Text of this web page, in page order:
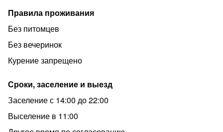
Правила проживания
Без питомцев
Без вечеринок
Курение запрещено
Сроки, заселение и выезд
Заселение с 14:00 до 22:00
Выселение в 11:00